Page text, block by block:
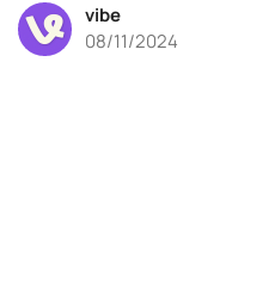
vibe
08/11/2024